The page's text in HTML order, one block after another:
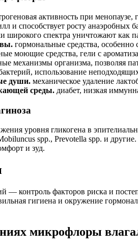
активность при
и способствует росту анаэробных
широкого спектра уничтожают как
гормональные средства,
моющие средства, гели с
механизмы организма, позволяя
использование
души. механическое удаление
среды. диабет, низкая
уровня гликогена в
spp., Prevotella spp. и
и зуд.
— контроль факторов риска и
гигиена и окружение
микрофлоры